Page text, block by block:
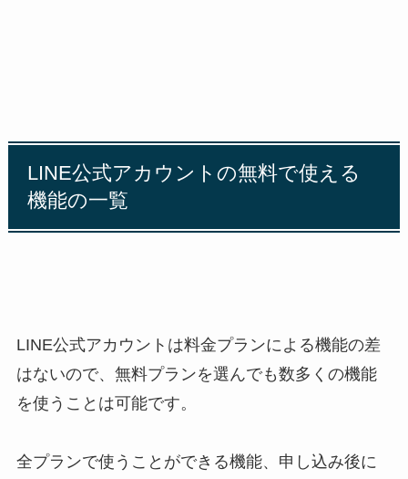
LINE公式アカウントの無料で使える
機能の一覧
LINE公式アカウントは料金プランによる機能の差
はないので、無料プランを選んでも数多くの機能
を使うことは可能です。
全プランで使うことができる機能、申し込み後に